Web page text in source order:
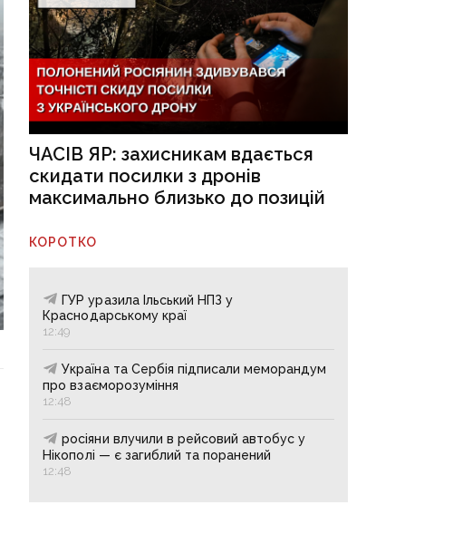
ЧАСІВ ЯР: захисникам вдається
скидати посилки з дронів
максимально близько до позицій
КОРОТКО
ГУР уразила Ільський НПЗ у
Краснодарському краї
12:49
Україна та Сербія підписали меморандум
про взаєморозуміння
12:48
росіяни влучили в рейсовий автобус у
Нікополі — є загиблий та поранений
12:48